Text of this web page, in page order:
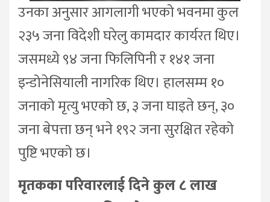
उनका अनुसार आगलागी भएको भवनमा कुल
२३५ जना विदेशी घरेलु कामदार कार्यरत थिए।
जसमध्ये ९४ जना फिलिपिनी र १४१ जना
इन्डोनेसियाली नागरिक थिए। हालसम्म १०
जनाको मृत्यु भएको छ, ३ जना घाइते छन्, ३०
जना बेपत्ता छन् भने १९२ जना सुरक्षित रहेको
पुष्टि भएको छ।
मृतकका परिवारलाई दिने कुल ८ लाख